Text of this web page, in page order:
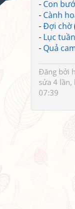
- Con
- Cành
-Đợi chờ
- Lục
- Quả
Đăng bởi
sửa 4 lần,
07:39